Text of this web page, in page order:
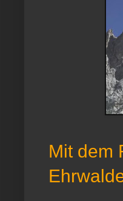
Mit dem